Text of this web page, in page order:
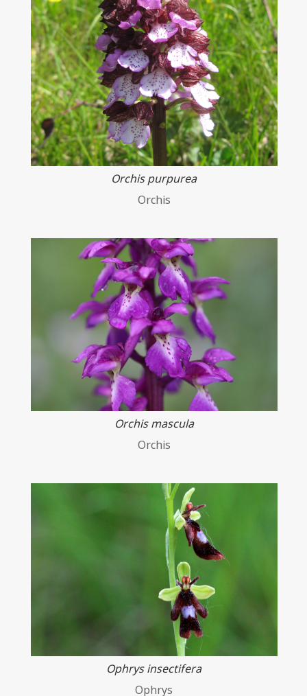
Orchis purpurea
Orchis
Orchis mascula
Orchis
Ophrys insectifera
Ophrys